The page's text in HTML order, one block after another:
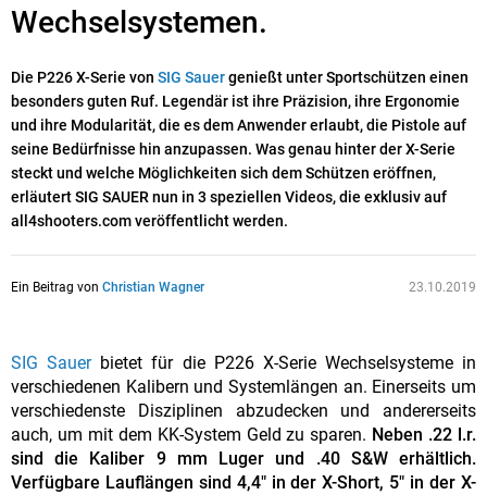
Wechselsystemen.
Die P226 X-Serie von SIG Sauergenießt unter Sportschützen einen
besonders guten Ruf. Legendär ist ihre Präzision, ihre Ergonomie
und ihre Modularität, die es dem Anwender erlaubt, die Pistole auf
seine Bedürfnisse hin anzupassen. Was genau hinter der X-Serie
steckt und welche Möglichkeiten sich dem Schützen eröffnen,
erläutert SIG SAUER nun in 3 speziellen Videos, die exklusiv auf
all4shooters.com veröffentlicht werden.
Ein Beitrag von Christian Wagner 23.10.2019
SIG Sauerbietet für die P226 X-Serie Wechselsysteme in
verschiedenen Kalibern und Systemlängen an. Einerseits um
verschiedenste Disziplinen abzudecken und andererseits
auch, um mit dem KK-System Geld zu sparen. Neben .22 l.r.
sind die Kaliber 9 mm Luger und .40 S&W erhältlich.
Verfügbare Lauflängen sind 4,4" in der X-Short, 5" in der X-